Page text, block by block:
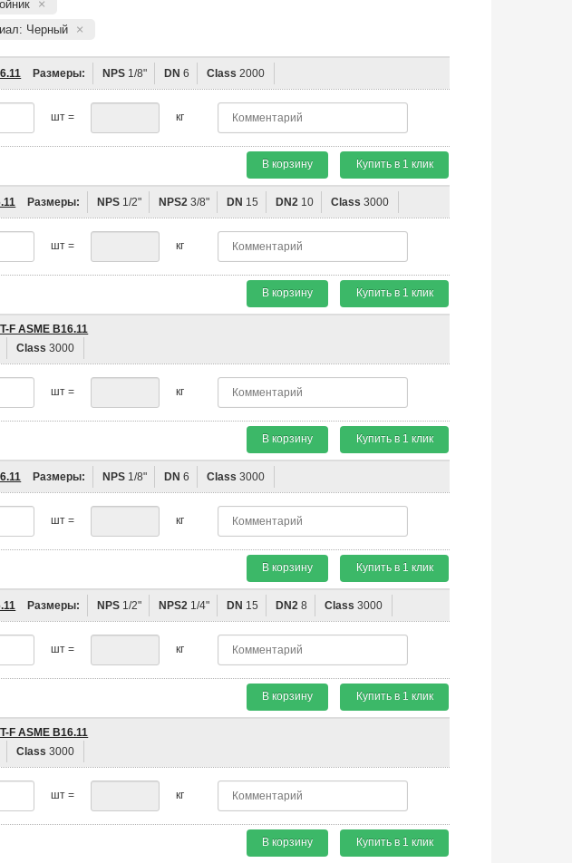
Черный
Размеры: NPS 1/8" DN 6 Class 2000
шт = кг
В корзину Купить в 1 клик
Размеры: NPS 1/2" NPS2 3/8" DN 15 DN2 10 Class 3000
шт = кг
В корзину Купить в 1 клик
F ASME B16.11
Class 3000
шт = кг
В корзину Купить в 1 клик
Размеры: NPS 1/8" DN 6 Class 3000
шт = кг
В корзину Купить в 1 клик
Размеры: NPS 1/2" NPS2 1/4" DN 15 DN2 8 Class 3000
шт = кг
В корзину Купить в 1 клик
F ASME B16.11
Class 3000
шт = кг
В корзину Купить в 1 клик